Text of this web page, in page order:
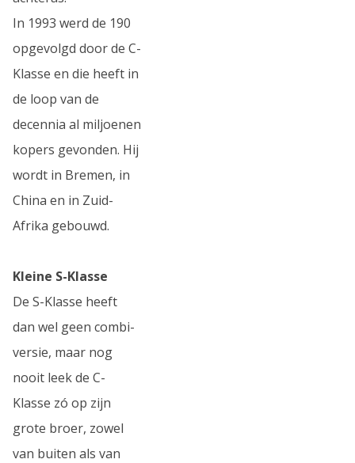
In 1993 werd de 190
opgevolgd door de C-
Klasse en die heeft in
de loop van de
decennia al miljoenen
kopers gevonden. Hij
wordt in Bremen, in
China en in Zuid-
Afrika gebouwd.
Kleine S-Klasse
De S-Klasse heeft
dan wel geen combi-
versie, maar nog
nooit leek de C-
Klasse zó op zijn
grote broer, zowel
van buiten als van